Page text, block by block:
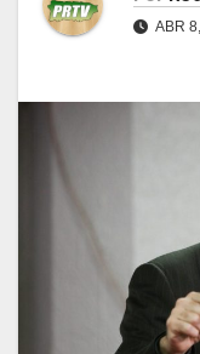
ABR